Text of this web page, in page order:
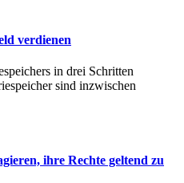
verdienen
in drei Schritten
sind inzwischen
ihre Rechte geltend zu